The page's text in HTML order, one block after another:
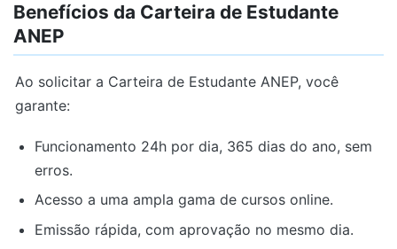
Benefícios da Carteira de Estudante
ANEP
Ao solicitar a Carteira de Estudante ANEP, você
garante:
Funcionamento 24h por dia, 365 dias do ano, sem
erros.
Acesso a uma ampla gama de cursos online.
Emissão rápida, com aprovação no mesmo dia.